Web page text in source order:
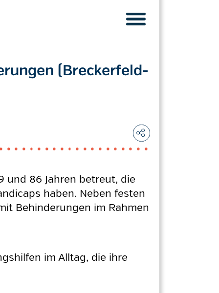
(Breckerfeld-
und 86 Jahren betreut, die
haben. Neben festen
Behinderungen im Rahmen
im Alltag, die ihre